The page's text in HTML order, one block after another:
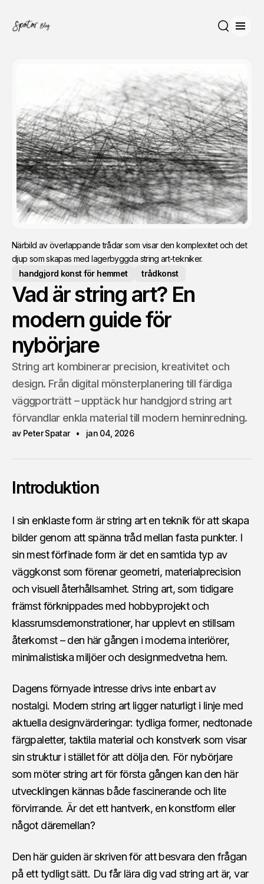
Närbild av överlappande trådar som visar den komplexitet och det
djup som skapas med lagerbyggda string art-tekniker.
handgjord konst för hemmet
trådkonst
Vad är string art? En
modern guide för
nybörjare
String art kombinerar precision, kreativitet och
design. Från digital mönsterplanering till färdiga
väggporträtt – upptäck hur handgjord string art
förvandlar enkla material till modern heminredning.
av Peter Spatar jan 04, 2026
Introduktion
I sin enklaste form är string art en teknik för att skapa
bilder genom att spänna tråd mellan fasta punkter. I
sin mest förfinade form är det en samtida typ av
väggkonst som förenar geometri, materialprecision
och visuell återhållsamhet. String art, som tidigare
främst förknippades med hobbyprojekt och
klassrumsdemonstrationer, har upplevt en stillsam
återkomst – den här gången i moderna interiörer,
minimalistiska miljöer och designmedvetna hem.
Dagens förnyade intresse drivs inte enbart av
nostalgi. Modern string art ligger naturligt i linje med
aktuella designvärderingar: tydliga former, nedtonade
färgpaletter, taktila material och konstverk som visar
sin struktur i stället för att dölja den. För nybörjare
som möter string art för första gången kan den här
utvecklingen kännas både fascinerande och lite
förvirrande. Är det ett hantverk, en konstform eller
något däremellan?
Den här guiden är skriven för att besvara den frågan
på ett tydligt sätt. Du får lära dig vad string art är, var